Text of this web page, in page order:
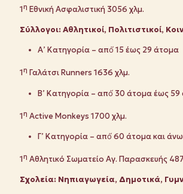
1η Εθνική Ασφαλιστική 3056 χλμ.
Σύλλογοι: Αθλητικοί́, Πολιτιστικοί́,
Α’ Κατηγορία – από́ 15 έως 29 άτομα
1η Γαλάτσι Runners 1636 χλμ.
Β’ Κατηγορία – από́ 30 άτομα έως
1η Active Monkeys 1700 χλμ.
Γ’ Κατηγορία – από́ 60 άτομα και άνω
1η Αθλητικό Σωματείο Αγ. Παρασκευής
Σχολεία: Νηπιαγωγεία, Δημοτικά,